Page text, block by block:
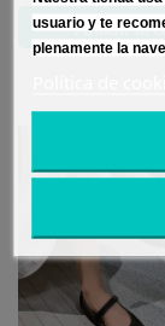
Añadir al
usuario y te
plenamente la